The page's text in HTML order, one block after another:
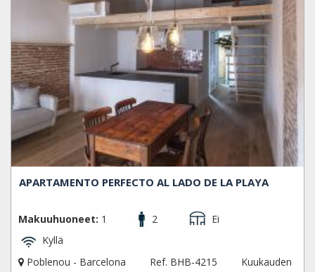
APARTAMENTO PERFECTO AL LADO DE LA PLAYA
Makuuhuoneet: 1 2
Ei
Kyllä
Poblenou - Barcelona
Ref. BHB-4215
Kuukauden